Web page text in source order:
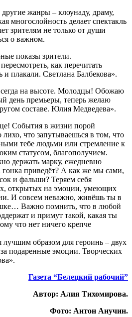
жанры – клоунаду, драму,
многослойность делает спектакль
зрителям не только от души
о важном.
показы зрители.
как перечитать
плакали. Светлана Балбекова».
на высоте. Молодцы! Обожаю
день премьеры, теперь желаю
составе. Юлия Медведева».
События в жизни порой
лихо, что запутываешься в том, что
тебе людьми или стремление к
статусом, благополучием.
держать марку, ежедневно
гонка приведёт? А как же мы сами,
и фальши? Теряем себя
открытых на эмоции, умеющих
И совсем неважно, живёшь ты в
Важно помнить, что в любой
и примут такой, какая ты
что нет ничего крепче
лучшим образом для героинь – двух
подаренные эмоции. Творческих
Газета “Белецкий рабочий”
Автор: Алия Тихомирова.
Фото: Антон Анучин.